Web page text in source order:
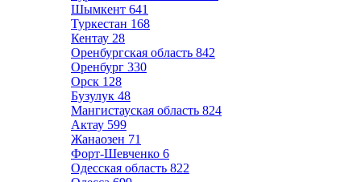
Шымкент 641
Туркестан 168
Кентау 28
Оренбургская область 842
Оренбург 330
Орск 128
Бузулук 48
Мангистауская область 824
Актау 599
Жанаозен 71
Форт-Шевченко 6
Одесская область 822